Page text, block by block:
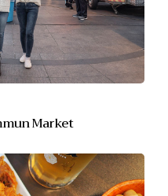
Market